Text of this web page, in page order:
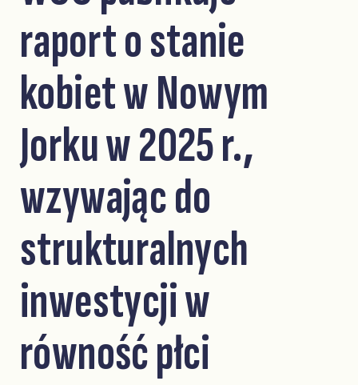
raport o stanie
kobiet w Nowym
Jorku w 2025 r.,
wzywając do
strukturalnych
inwestycji w
równość płci